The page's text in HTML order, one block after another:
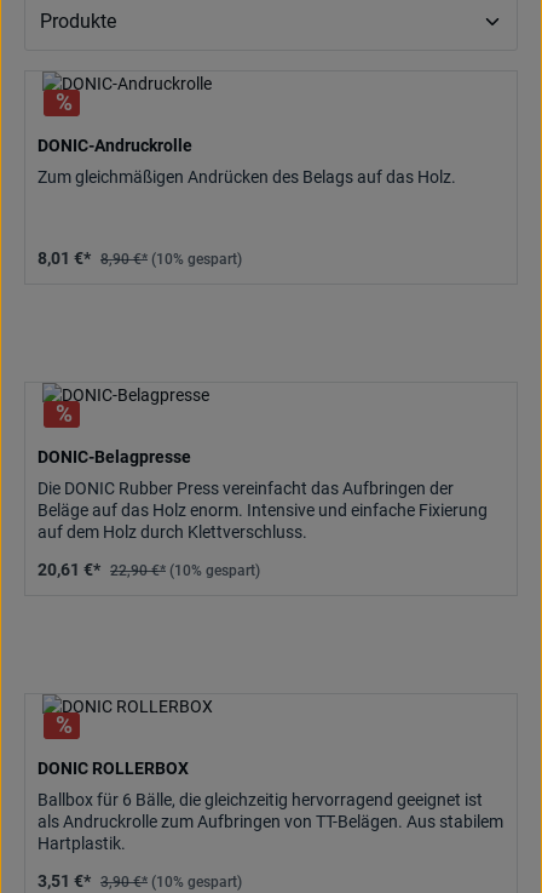
DONIC-Andruckrolle
Zum gleichmäßigen Andrücken des Belags auf das Holz.
8,01 €* 8,90 €* (10% gespart)
DONIC-Belagpresse
Die DONIC Rubber Press vereinfacht das Aufbringen der
Beläge auf das Holz enorm. Intensive und einfache Fixierung
auf dem Holz durch Klettverschluss.
20,61 €* 22,90 €* (10% gespart)
DONIC ROLLERBOX
Ballbox für 6 Bälle, die gleichzeitig hervorragend geeignet ist
als Andruckrolle zum Aufbringen von TT-Belägen. Aus stabilem
Hartplastik.
3,51 €* 3,90 €* (10% gespart)